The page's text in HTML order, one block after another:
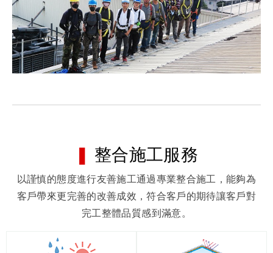
整合施工服務
以謹慎的態度進行友善施工通過專業整合施工，能夠為
客戶帶來更完善的改善成效，符合客戶的期待讓客戶對
完工整體品質感到滿意。